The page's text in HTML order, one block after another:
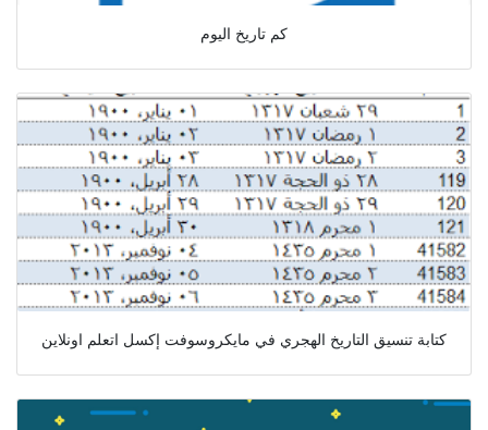
كم تاريخ اليوم
كتابة تنسيق التاريخ الهجري في مايكروسوفت إكسل اتعلم اونلاين